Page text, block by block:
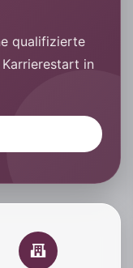
qualifizierte
in